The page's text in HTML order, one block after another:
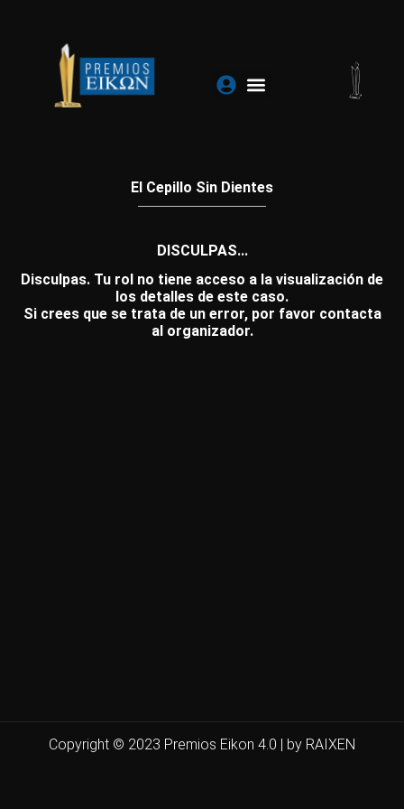
contenido
El Cepillo Sin Dientes
DISCULPAS...
Disculpas. Tu rol no tiene acceso a la visualización de
los detalles de este caso.
Si crees que se trata de un error, por favor contacta
al organizador.
Copyright © 2023 Premios Eikon 4.0 | by RAIXEN